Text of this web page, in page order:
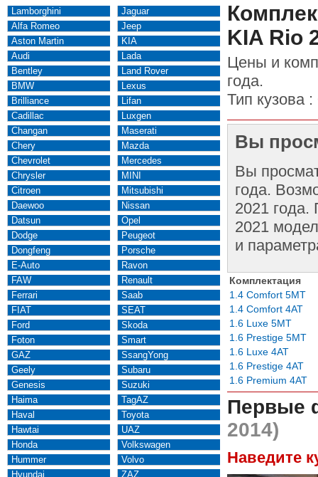
Lamborghini
Alfa Romeo
Aston Martin
Audi
Bentley
BMW
Brilliance
Cadillac
Changan
Chery
Chevrolet
Chrysler
Citroen
Daewoo
Datsun
Dodge
Dongfeng
E-Auto
FAW
Ferrari
FIAT
Ford
Foton
GAZ
Geely
Genesis
Haima
Haval
Hawtai
Honda
Hummer
Hyundai
Jaguar
Jeep
KIA
Lada
Land Rover
Lexus
Lifan
Luxgen
Maserati
Mazda
Mercedes
MINI
Mitsubishi
Nissan
Opel
Peugeot
Porsche
Ravon
Renault
Saab
SEAT
Skoda
Smart
SsangYong
Subaru
Suzuki
TagAZ
Toyota
UAZ
Volkswagen
Volvo
ZAZ
KIA Rio
Цены и
года.
Тип кузова :
Вы
Вы
года.
2021 года.
2021
и
Комплектация
1.4 Comfort 5MT
1.4 Comfort 4AT
1.6 Luxe 5MT
1.6 Prestige 5MT
1.6 Luxe 4AT
1.6 Prestige 4AT
1.6 Premium 4AT
Первые
2014)
Наведите